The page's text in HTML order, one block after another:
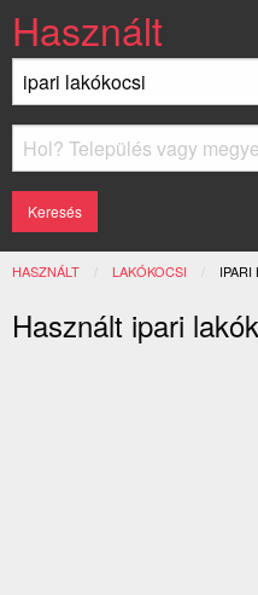
Használt
HASZNÁLT LAKÓKOCSI IPARI
Használt ipari